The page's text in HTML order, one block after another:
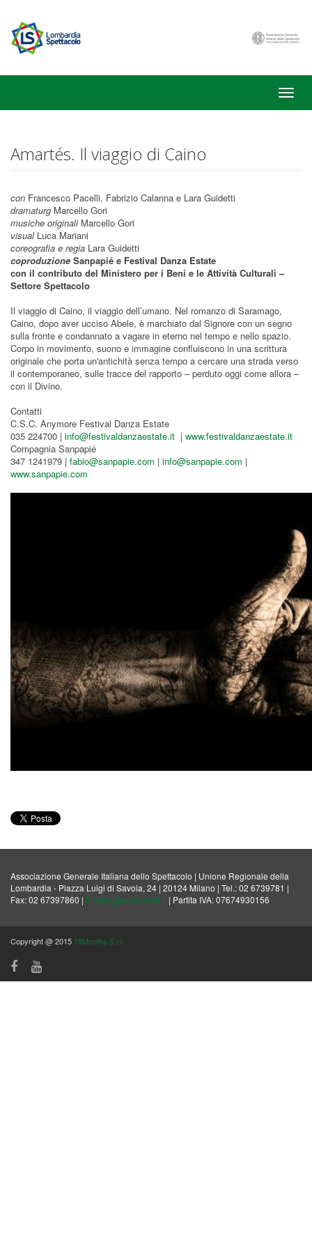
Toggle
Amartés. Il viaggio di Caino
con Francesco Pacelli, Fabrizio Calanna e Lara Guidetti
dramaturg Marcello Gori
musiche originaliMarcello Gori
visualLuca Mariani
coreografia e regia Lara Guidetti
coproduzione Sanpapié e Festival Danza Estate
con il contributo del Ministero per i Beni e le Attività Culturali –
Settore Spettacolo
Il viaggio di Caino, il viaggio dell’umano. Nel romanzo di Saramago,
Caino, dopo aver ucciso Abele, è marchiato dal Signore con un segno
sulla fronte e condannato a vagare in eterno nel tempo e nello spazio.
Corpo in movimento, suono e immagine confluiscono in una scrittura
originale che porta un'antichità senza tempo a cercare una strada verso
il contemporaneo, sulle tracce del rapporto – perduto oggi come allora –
con il Divino.
Contatti
C.S.C. Anymore Festival Danza Estate
035 224700 | info@festivaldanzaestate.it | www.festivaldanzaestate.it
Compagnia Sanpapié
347 1241979 | fabio@sanpapie.com | info@sanpapie.com |
www.sanpapie.com
Associazione Generale Italiana dello Spettacolo | Unione Regionale della
Lombardia - Piazza Luigi di Savoia, 24 | 20124 Milano | Tel.: 02 6739781 |
Fax: 02 67397860 | info@agislombarda.it | Partita IVA: 07674930156
Copyright @ 2015 18Months S.r.l.